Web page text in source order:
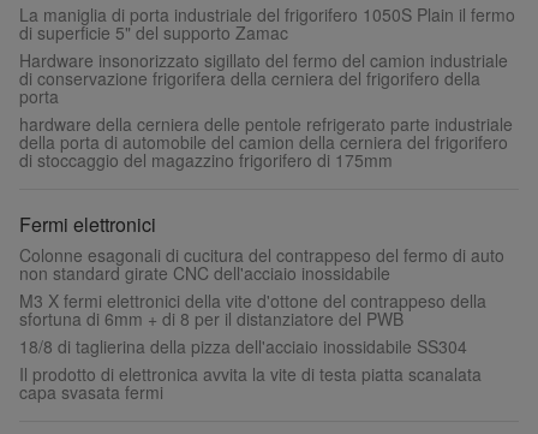
La maniglia di porta industriale del frigorifero 1050S Plain il fermo
di superficie 5" del supporto Zamac
Hardware insonorizzato sigillato del fermo del camion industriale
di conservazione frigorifera della cerniera del frigorifero della
porta
hardware della cerniera delle pentole refrigerato parte industriale
della porta di automobile del camion della cerniera del frigorifero
di stoccaggio del magazzino frigorifero di 175mm
Fermi elettronici
Colonne esagonali di cucitura del contrappeso del fermo di auto
non standard girate CNC dell'acciaio inossidabile
M3 X fermi elettronici della vite d'ottone del contrappeso della
sfortuna di 6mm + di 8 per il distanziatore del PWB
18/8 di taglierina della pizza dell'acciaio inossidabile SS304
Il prodotto di elettronica avvita la vite di testa piatta scanalata
capa svasata fermi